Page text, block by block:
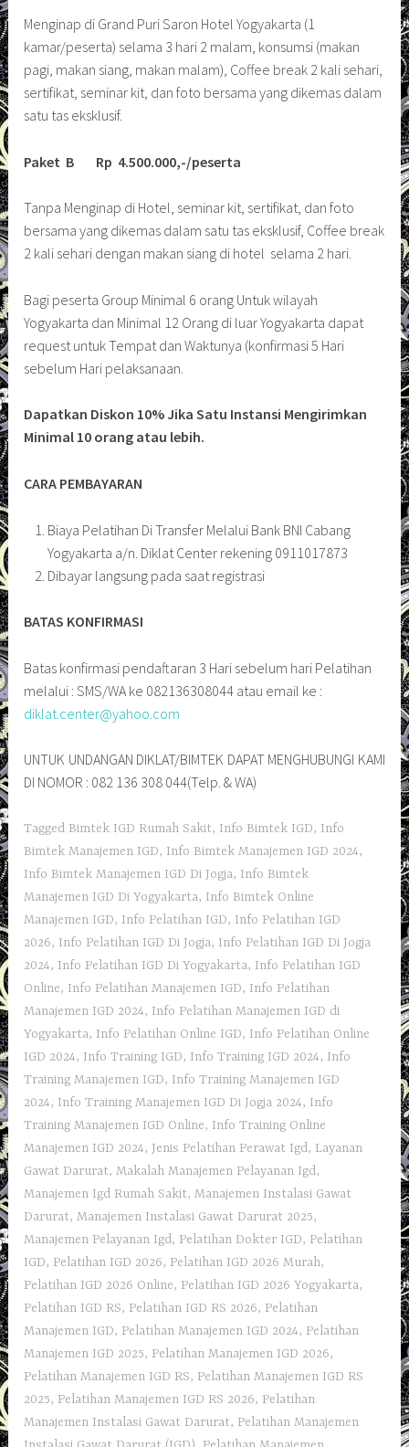
Menginap di Grand Puri Saron Hotel Yogyakarta (1
kamar/peserta) selama 3 hari 2 malam, konsumsi (makan
pagi, makan siang, makan malam), Coffee break 2 kali sehari,
sertifikat, seminar kit, dan foto bersama yang dikemas dalam
satu tas eksklusif.
Paket B Rp 4.500.000,-/peserta
Tanpa Menginap di Hotel, seminar kit, sertifikat, dan foto
bersama yang dikemas dalam satu tas eksklusif, Coffee break
2 kali sehari dengan makan siang di hotel selama 2 hari.
Bagi peserta Group Minimal 6 orang Untuk wilayah
Yogyakarta dan Minimal 12 Orang di luar Yogyakarta dapat
request untuk Tempat dan Waktunya (konfirmasi 5 Hari
sebelum Hari pelaksanaan.
Dapatkan Diskon 10% Jika Satu Instansi Mengirimkan
Minimal 10 orang atau lebih.
CARA PEMBAYARAN
Biaya Pelatihan Di Transfer Melalui Bank BNI Cabang
Yogyakarta a/n. Diklat Center rekening 0911017873
Dibayar langsung pada saat registrasi
BATAS KONFIRMASI
Batas konfirmasi pendaftaran 3 Hari sebelum hari Pelatihan
melalui : SMS/WA ke 082136308044 atau email ke :
diklat.center@yahoo.com
UNTUK UNDANGAN DIKLAT/BIMTEK DAPAT MENGHUBUNGI KAMI
DI NOMOR : 082 136 308 044(Telp. & WA)
Tagged Bimtek IGD Rumah Sakit, Info Bimtek IGD, Info
Bimtek Manajemen IGD, Info Bimtek Manajemen IGD 2024,
Info Bimtek Manajemen IGD Di Jogja, Info Bimtek
Manajemen IGD Di Yogyakarta, Info Bimtek Online
Manajemen IGD, Info Pelatihan IGD, Info Pelatihan IGD
2026, Info Pelatihan IGD Di Jogja, Info Pelatihan IGD Di Jogja
2024, Info Pelatihan IGD Di Yogyakarta, Info Pelatihan IGD
Online, Info Pelatihan Manajemen IGD, Info Pelatihan
Manajemen IGD 2024, Info Pelatihan Manajemen IGD di
Yogyakarta, Info Pelatihan Online IGD, Info Pelatihan Online
IGD 2024, Info Training IGD, Info Training IGD 2024, Info
Training Manajemen IGD, Info Training Manajemen IGD
2024, Info Training Manajemen IGD Di Jogja 2024, Info
Training Manajemen IGD Online, Info Training Online
Manajemen IGD 2024, Jenis Pelatihan Perawat Igd, Layanan
Gawat Darurat,Makalah Manajemen Pelayanan Igd,
Manajemen Igd Rumah Sakit,Manajemen Instalasi Gawat
Darurat,Manajemen Instalasi Gawat Darurat 2025,
Manajemen Pelayanan Igd, Pelatihan Dokter IGD, Pelatihan
IGD, Pelatihan IGD 2026, Pelatihan IGD 2026 Murah,
Pelatihan IGD 2026 Online, Pelatihan IGD 2026 Yogyakarta,
Pelatihan IGD RS, Pelatihan IGD RS 2026, Pelatihan
Manajemen IGD, Pelatihan Manajemen IGD 2024, Pelatihan
Manajemen IGD 2025, Pelatihan Manajemen IGD 2026,
Pelatihan Manajemen IGD RS, Pelatihan Manajemen IGD RS
2025, Pelatihan Manajemen IGD RS 2026, Pelatihan
Manajemen Instalasi Gawat Darurat, Pelatihan Manajemen